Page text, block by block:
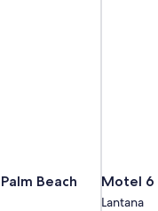
Beach Motel 6
Lantana